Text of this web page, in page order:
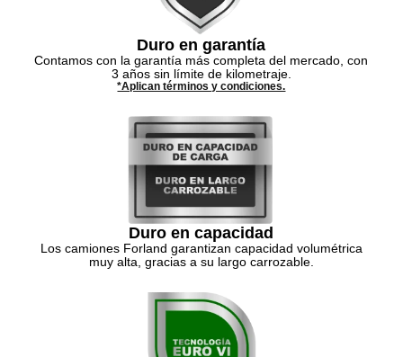
Duro en garantía
Contamos con la garantía más completa del mercado, con
3 años sin límite de kilometraje.
*Aplican términos y condiciones.
Duro en capacidad
Los camiones Forland garantizan capacidad volumétrica
muy alta, gracias a su largo carrozable.